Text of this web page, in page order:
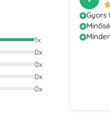
1x
0x
0x
0x
0x
Gyors